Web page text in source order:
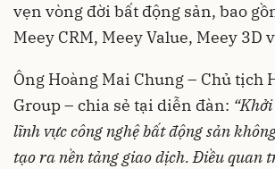
vẹn vòng đời bất động sản, bao
Meey CRM, Meey Value, Meey 3D
Ông Hoàng Mai Chung – Chủ tịch
Group – chia sẻ tại diễn đàn:
lĩnh vực công nghệ bất động sản
tạo ra nền tảng giao dịch. Điều quan